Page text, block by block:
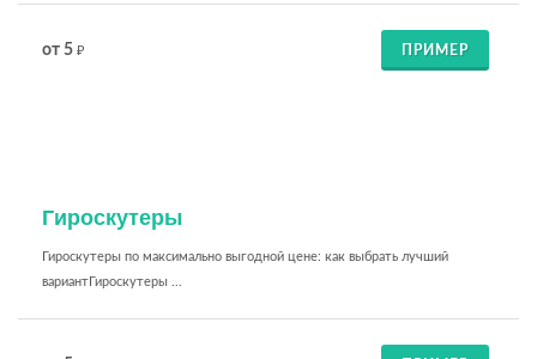
от 5 ₽ ПРИМЕР
Гироскутеры
Гироскутеры по максимально выгодной цене: как выбрать лучший
вариантГироскутеры ...